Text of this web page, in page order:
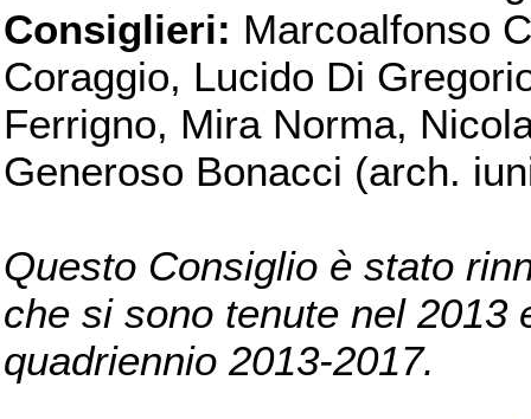
Consiglieri: Marcoalfonso
Coraggio, Lucido Di
Ferrigno, Mira Norma,
Generoso Bonacci (arch.
Questo Consiglio è stato
che si sono tenute nel 2013
quadriennio 2013-2017.